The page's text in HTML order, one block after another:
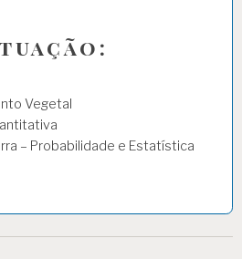
Vegetal
– Probabilidade e Estatística